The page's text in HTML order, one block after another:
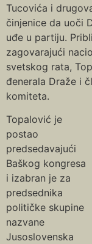
Tucovića i
činjenice da uoči
uđe u partiju.
zagovarajući
svetskog rata,
đenerala Draže i
komiteta.
Topalović je
postao
predsedavajući
Baškog kongresa
i izabran je za
predsednika
političke skupine
nazvane
Jusoslovenska